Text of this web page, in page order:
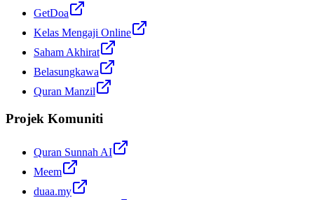
GetDoa
Kelas Mengaji Online
Saham Akhirat
Belasungkawa
Quran Manzil
Projek Komuniti
Quran Sunnah AI
Meem
duaa.my